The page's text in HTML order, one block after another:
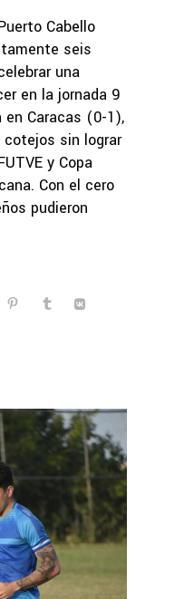
Cabello
seis
una
en la jornada 9
en Caracas (0-1),
cotejos sin lograr
y Copa
Con el cero
pudieron